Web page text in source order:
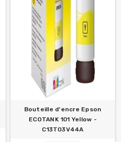
Bouteille d'encre Epson
ECOTANK 101 Yellow -
C13T03V44A